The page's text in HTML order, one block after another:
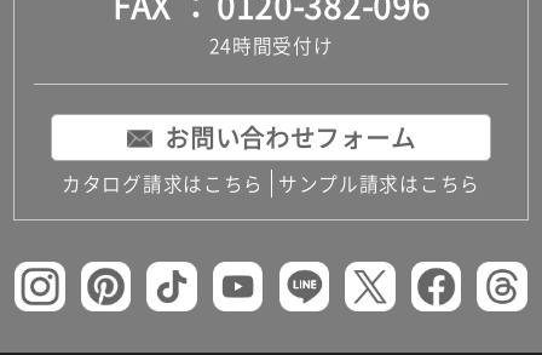
24時間受付け
お問い合わせフォーム
カタログ請求はこちら サンプル請求はこちら